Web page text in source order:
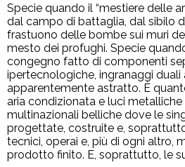
Specie quando il “mestiere delle
dal campo di battaglia, dal sibilo
frastuono delle bombe sui muri
mesto dei profughi. Specie
congegno fatto di componenti
ipertecnologiche, ingranaggi
apparentemente astratto. È
aria condizionata e luci metalliche
multinazionali belliche dove le
progettate, costruite e,
tecnici, operai e, più di ogni altro,
prodotto finito. E, soprattutto, le